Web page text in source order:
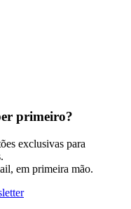
primeiro?
exclusivas para
em primeira mão.